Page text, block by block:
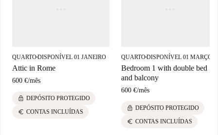
QUARTO■DISPONÍVEL 01 JANEIRO
Attic in Rome
600 €/mês
lock DEPÓSITO PROTEGIDO
euro CONTAS INCLUÍDAS
QUARTO■DISPONÍVEL 01 MARÇO
Bedroom 1 with double bed
and balcony
600 €/mês
lock DEPÓSITO PROTEGIDO
euro CONTAS INCLUÍDAS